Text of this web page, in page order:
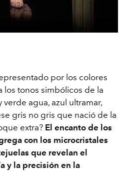
por los colores
los tonos simbólicos de la
verde agua, azul ultramar,
gris no gris que nació de la
extra? El encanto de los
con los microcristales
que revelan el
y la precisión en la